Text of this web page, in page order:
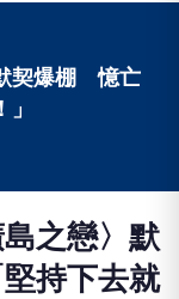
契爆棚 憶亡
之戀〉默
持下去就